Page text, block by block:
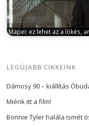
Mapei: ez lehet az a lökés,
LEGÚJABB CIKKEINK
Dámosy 90 – kiállítás
Miénk itt a film!
Bonnie Tyler halála ismét